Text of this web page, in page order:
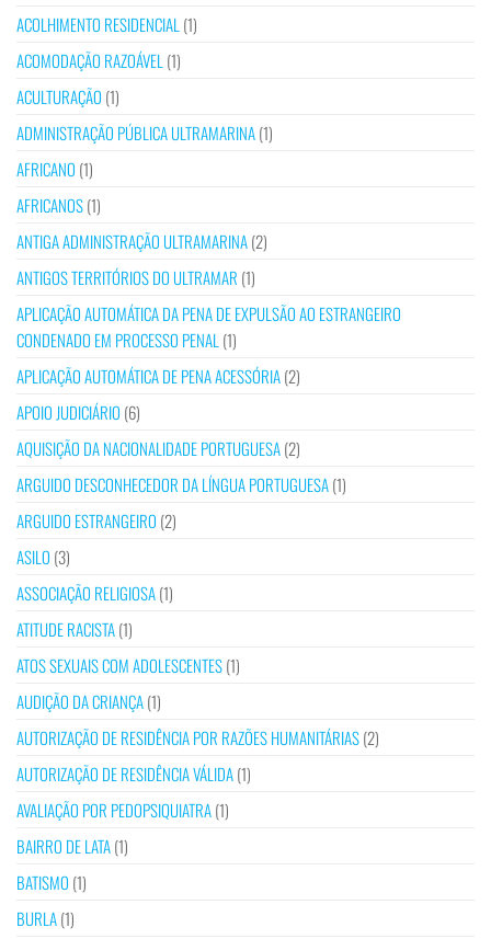
ACOLHIMENTO RESIDENCIAL (1)
ACOMODAÇÃO RAZOÁVEL (1)
ACULTURAÇÃO (1)
ADMINISTRAÇÃO PÚBLICA ULTRAMARINA(1)
AFRICANO (1)
AFRICANOS(1)
ANTIGA ADMINISTRAÇÃO ULTRAMARINA(2)
ANTIGOS TERRITÓRIOS DO ULTRAMAR (1)
APLICAÇÃO AUTOMÁTICA DA PENA DE EXPULSÃO AO ESTRANGEIRO
CONDENADO EM PROCESSO PENAL (1)
APLICAÇÃO AUTOMÁTICA DE PENA ACESSÓRIA(2)
APOIO JUDICIÁRIO (6)
AQUISIÇÃO DA NACIONALIDADE PORTUGUESA(2)
ARGUIDO DESCONHECEDOR DA LÍNGUA PORTUGUESA(1)
ARGUIDO ESTRANGEIRO (2)
ASILO (3)
ASSOCIAÇÃO RELIGIOSA(1)
ATITUDE RACISTA(1)
ATOS SEXUAIS COM ADOLESCENTES(1)
AUDIÇÃO DA CRIANÇA(1)
AUTORIZAÇÃO DE RESIDÊNCIA POR RAZÕES HUMANITÁRIAS(2)
AUTORIZAÇÃO DE RESIDÊNCIA VÁLIDA(1)
AVALIAÇÃO POR PEDOPSIQUIATRA(1)
BAIRRO DE LATA(1)
BATISMO (1)
BURLA(1)